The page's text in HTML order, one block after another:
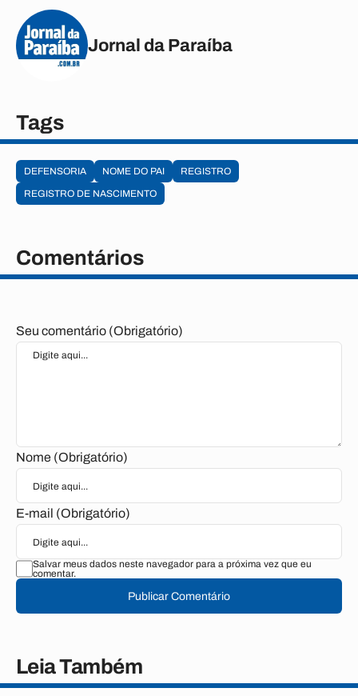
Jornal da Paraíba
Tags
DEFENSORIA NOME DO PAI
REGISTRO
REGISTRO DE NASCIMENTO
Comentários
Seu comentário (Obrigatório)
Nome (Obrigatório)
E-mail (Obrigatório)
Salvar meus dados neste navegador para a próxima vez que eu
comentar.
Publicar Comentário
Leia Também